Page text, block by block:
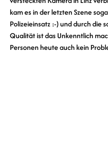
kam es in der letzten Szene
Polizeieinsatz :-) und durch die
Qualität ist das Unkenntlich
Personen heute auch kein